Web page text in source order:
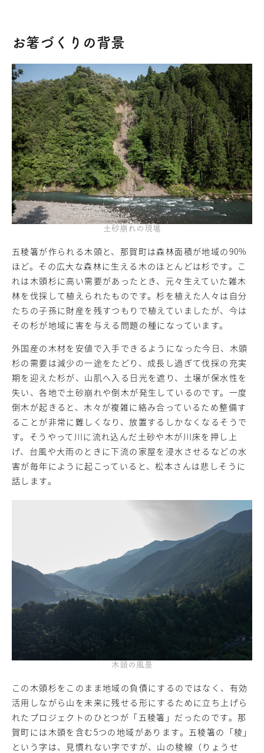
お箸づくりの背景
土砂崩れの現場
五稜箸が作られる木頭と、那賀町は森林面積が地域の90%
ほど。その広大な森林に生える木のほとんどは杉です。こ
れは木頭杉に高い需要があったとき、元々生えていた雑木
林を伐採して植えられたものです。杉を植えた人々は自分
たちの子孫に財産を残すつもりで植えていましたが、今は
その杉が地域に害を与える問題の種になっています。
外国産の木材を安値で入手できるようになった今日、木頭
杉の需要は減少の一途をたどり、成長し過ぎて伐採の充実
期を迎えた杉が、山肌へ入る日光を遮り、土壌が保水性を
失い、各地で土砂崩れや倒木が発生しているのです。一度
倒木が起きると、木々が複雑に絡み合っているため整備す
ることが非常に難しくなり、放置するしかなくなるそうで
す。そうやって川に流れ込んだ土砂や木が川床を押し上
げ、台風や大雨のときに下流の家屋を浸水させるなどの水
害が毎年にように起こっていると、松本さんは悲しそうに
話します。
木頭の風景
この木頭杉をこのまま地域の負債にするのではなく、有効
活用しながら山を未来に残せる形にするために立ち上げら
れたプロジェクトのひとつが「五稜箸」だったのです。那
賀町には木頭を含む5つの地域があります。五稜箸の「稜」
という字は、見慣れない字ですが、山の稜線（りょうせ